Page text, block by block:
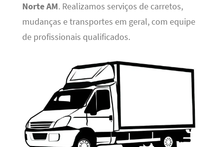
Norte AM. Realizamos serviços de carretos,
mudanças e transportes em geral, com equipe
de profissionais qualificados.